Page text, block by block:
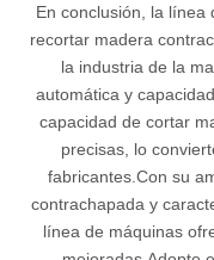
En conclusión, la línea
recortar madera
la industria de la
automática y
capacidad de cortar
precisas, lo
fabricantes.Con su
contrachapada y
línea de máquinas